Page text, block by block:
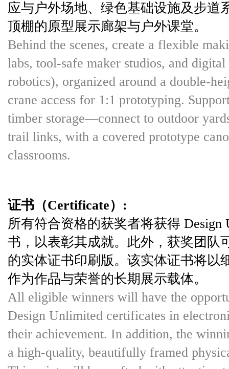
应与户外场地、绿色基础设施及步道
顶棚的原型展示廊架与户外课堂。
Behind the scenes, create a flexible
labs, tool-safe maker studios, and
robotics), organized around a double-
crane access for 1:1 prototyping.
timber storage—connect to outdoor
trail links, with a covered prototype
classrooms.
证书（Certificate）:
所有符合资格的获奖者将获得 Design
书，以表彰其成就。此外，获奖团队
的实体证书印刷版。该实体证书将以
作为作品与荣誉的长期展示载体。
All eligible winners will have the
Design Unlimited certificates in
their achievement. In addition, the
a high-quality, beautifully framed